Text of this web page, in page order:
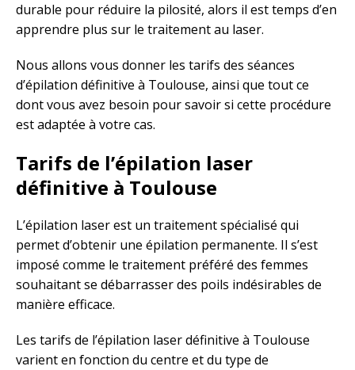
durable pour réduire la pilosité, alors il est temps d’en
apprendre plus sur le traitement au laser.
Nous allons vous donner les tarifs des séances
d’épilation définitive à Toulouse, ainsi que tout ce
dont vous avez besoin pour savoir si cette procédure
est adaptée à votre cas.
Tarifs de l’épilation laser
définitive à Toulouse
L’épilation laser est un traitement spécialisé qui
permet d’obtenir une épilation permanente. Il s’est
imposé comme le traitement préféré des femmes
souhaitant se débarrasser des poils indésirables de
manière efficace.
Les tarifs de l’épilation laser définitive à Toulouse
varient en fonction du centre et du type de